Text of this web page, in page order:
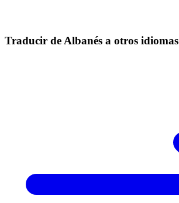
Traducir de Albanés a otros idiomas